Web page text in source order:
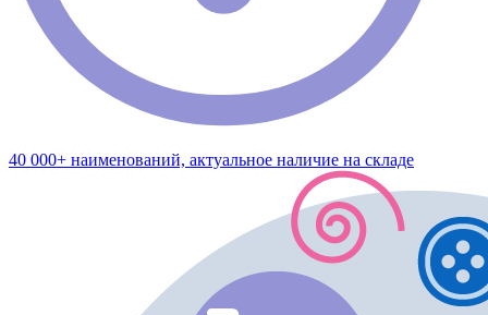
40 000+ наименований, актуальное наличие на складе